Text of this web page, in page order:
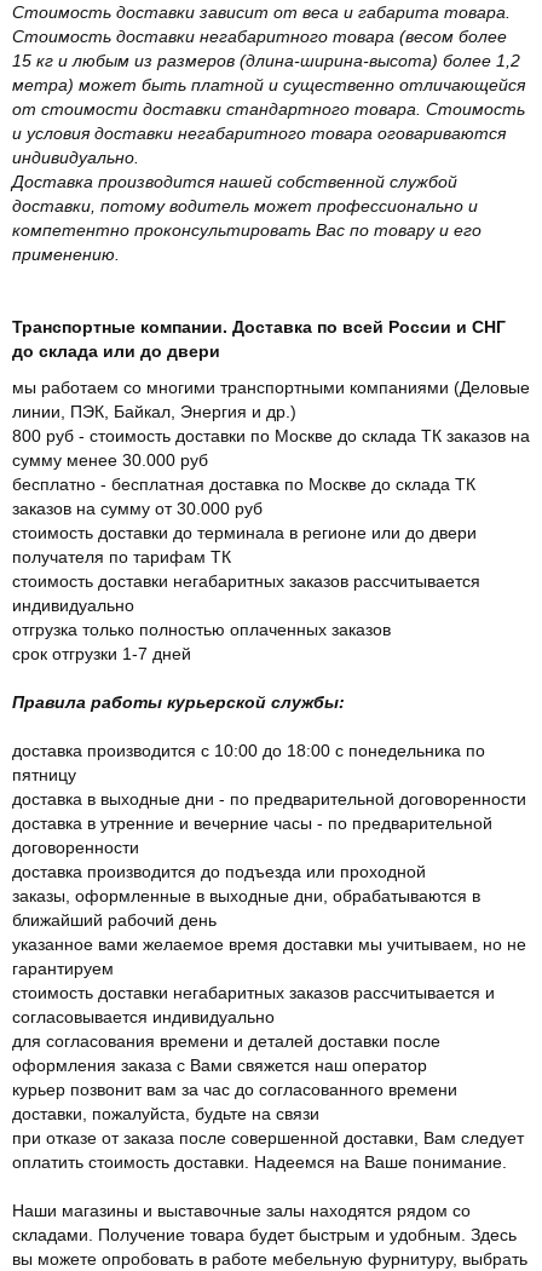
Стоимость доставки зависит от веса и габарита товара.
Стоимость доставки негабаритного товара (весом более
15 кг и любым из размеров (длина-ширина-высота) более 1,2
метра) может быть платной и существенно отличающейся
от стоимости доставки стандартного товара. Стоимость
и условия доставки негабаритного товара оговариваются
индивидуально.
Доставка производится нашей собственной службой
доставки, потому водитель может профессионально и
компетентно проконсультировать Вас по товару и его
применению.
Транспортные компании. Доставка по всей России и СНГ
до склада или до двери
мы работаем со многими транспортными компаниями (Деловые
линии, ПЭК, Байкал, Энергия и др.)
800 руб - стоимость доставки по Москве до склада ТК заказов на
сумму менее 30.000 руб
бесплатно - бесплатная доставка по Москве до склада ТК
заказов на сумму от 30.000 руб
стоимость доставки до терминала в регионе или до двери
получателя по тарифам ТК
стоимость доставки негабаритных заказов рассчитывается
индивидуально
отгрузка только полностью оплаченных заказов
срок отгрузки 1-7 дней
Правила работы курьерской службы:
доставка производится с 10:00 до 18:00 с понедельника по
пятницу
доставка в выходные дни - по предварительной договоренности
доставка в утренние и вечерние часы - по предварительной
договоренности
доставка производится до подъезда или проходной
заказы, оформленные в выходные дни, обрабатываются в
ближайший рабочий день
указанное вами желаемое время доставки мы учитываем, но не
гарантируем
стоимость доставки негабаритных заказов рассчитывается и
согласовывается индивидуально
для согласования времени и деталей доставки после
оформления заказа с Вами свяжется наш оператор
курьер позвонит вам за час до согласованного времени
доставки, пожалуйста, будьте на связи
при отказе от заказа после совершенной доставки, Вам следует
оплатить стоимость доставки. Надеемся на Ваше понимание.
Наши магазины и выставочные залы находятся рядом со
складами. Получение товара будет быстрым и удобным. Здесь
вы можете опробовать в работе мебельную фурнитуру, выбрать